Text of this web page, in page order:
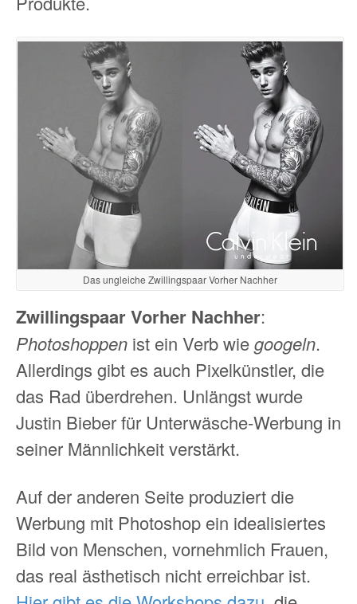
Das ungleiche Zwillingspaar Vorher Nachher
Zwillingspaar Vorher Nachher:
Photoshoppen ist ein Verb wiegoogeln.
Allerdings gibt es auch Pixelkünstler, die
das Rad überdrehen. Unlängst wurde
Justin Bieber für Unterwäsche-Werbung in
seiner Männlichkeit verstärkt.
Auf der anderen Seite produziert die
Werbung mit Photoshop ein idealisiertes
Bild von Menschen, vornehmlich Frauen,
das real ästhetisch nicht erreichbar ist.